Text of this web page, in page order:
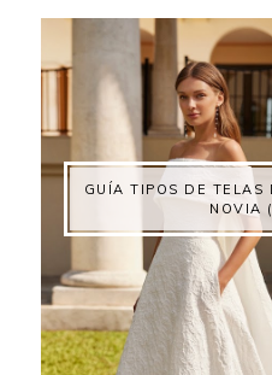
GUÍA TIPOS DE TELAS
NOVIA